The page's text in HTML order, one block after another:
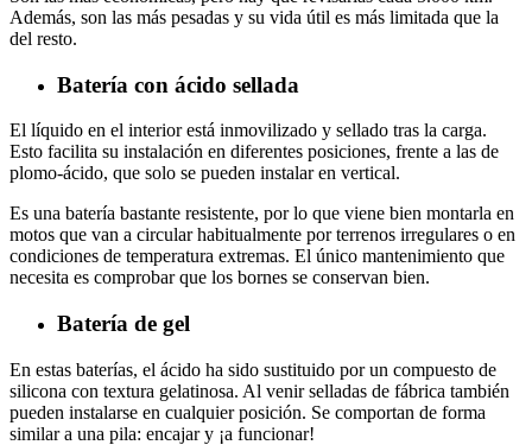
Además, son las más pesadas y su vida útil es más limitada que la
del resto.
Batería con ácido sellada
El líquido en el interior está inmovilizado y sellado tras la carga.
Esto facilita su instalación en diferentes posiciones, frente a las de
plomo-ácido, que solo se pueden instalar en vertical.
Es una batería bastante resistente, por lo que viene bien montarla en
motos que van a circular habitualmente por terrenos irregulares o en
condiciones de temperatura extremas. El único mantenimiento que
necesita es comprobar que los bornes se conservan bien.
Batería de gel
En estas baterías, el ácido ha sido sustituido por un compuesto de
silicona con textura gelatinosa. Al venir selladas de fábrica también
pueden instalarse en cualquier posición. Se comportan de forma
similar a una pila: encajar y ¡a funcionar!